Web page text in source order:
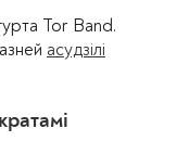
Tor Band.
асудзілі